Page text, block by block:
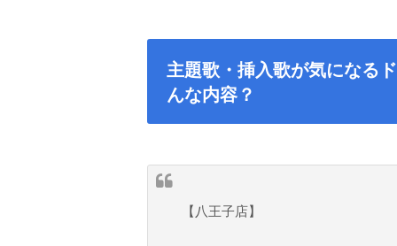
主題歌・挿入歌が気になる
んな内容？
【八王子店】